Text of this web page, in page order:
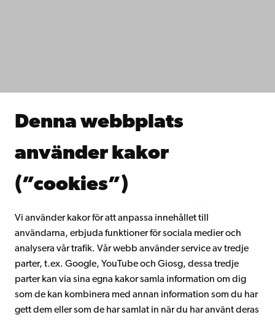
Denna webbplats
använder kakor
(”cookies”)
Vi använder kakor för att anpassa innehållet till
användarna, erbjuda funktioner för sociala medier och
analysera vår trafik. Vår webb använder service av tredje
parter, t.ex. Google, YouTube och Giosg, dessa tredje
parter kan via sina egna kakor samla information om dig
som de kan kombinera med annan information som du har
gett dem eller som de har samlat in när du har använt deras
Samarbeta med oss
Kontinuerligt lärande
Gå med i Åbo Akademis alumnnätverk
Intranätet
Facebook InstagramYouTube LinkedIn Blog Snapchat